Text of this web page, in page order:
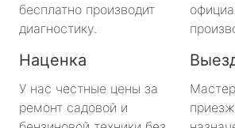
бесплатно производит
диагностику.
Наценка
У нас честные цены за
ремонт садовой и